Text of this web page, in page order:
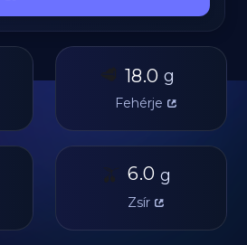
🥩 18.0 g
Fehérje
🫒 6.0 g
Zsír